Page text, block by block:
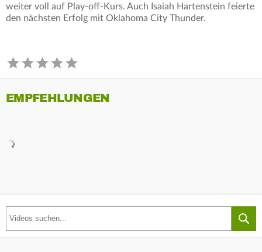
weiter voll auf Play-off-Kurs. Auch Isaiah Hartenstein feierte
den nächsten Erfolg mit Oklahoma City Thunder.
EMPFEHLUNGEN